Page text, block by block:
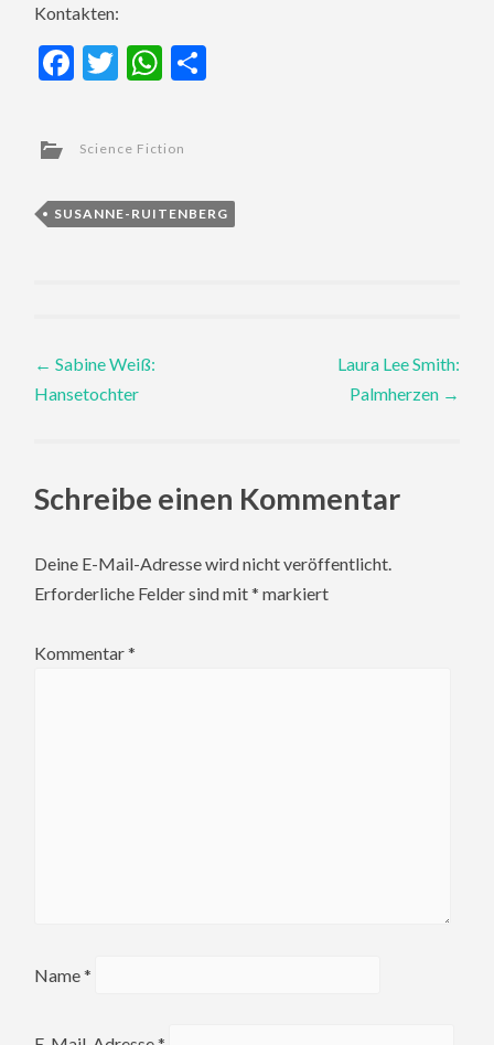
Kontakten:
Facebook
TwitterWhatsApp
Science Fiction
SUSANNE-RUITENBERG
Post
← Sabine Weiß:
Hansetochter
Laura Lee Smith:
Palmherzen →
Schreibe einen Kommentar
Deine E-Mail-Adresse wird nicht veröffentlicht.
Erforderliche Felder sind mit* markiert
Kommentar*
Name*